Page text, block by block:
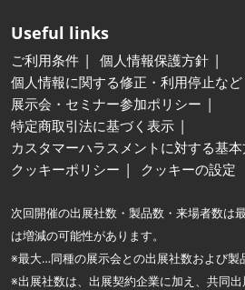
Useful links
ご利用条件
個人情報保護方針
個人情報に関する修正・利用停止など
展示会・セミナー参加ポリシー
特定商取引法に基づく表示
カスタマーハラスメントに対する基
クッキーポリシー
クッキーの設定
次回開催の出展社数・製品数・来場者数は
は増減の可能性があります。
※最大…同種の展示会との出展社数および製
※出展社数は、出展契約企業に加え、共同